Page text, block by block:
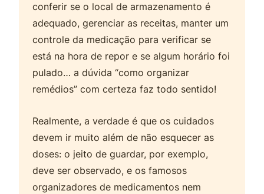
conferir se o local de armazenamento é
adequado, gerenciar as receitas, manter um
controle da medicação para verificar se
está na hora de repor e se algum horário foi
pulado… a dúvida “como organizar
remédios” com certeza faz todo sentido!
Realmente, a verdade é que os cuidados
devem ir muito além de não esquecer as
doses: o jeito de guardar, por exemplo,
deve ser observado, e os famosos
organizadores de medicamentos nem